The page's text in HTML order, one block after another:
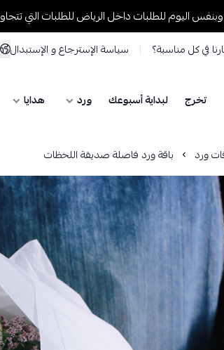
داخل الرياض للطلبات التي تتجاوز 199 ريال🚚
في كل مناسبة؟ سياسة الإسترجاع و الإستبدال
تخرج لبداية أسبوعك ورد هدايا
ورد باقة ورد فاصلة صديقة اللحظات